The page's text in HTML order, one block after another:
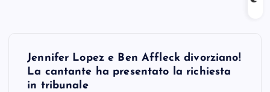
Jennifer Lopez e Ben Affleck divorziano!
La cantante ha presentato la richiesta
in tribunale